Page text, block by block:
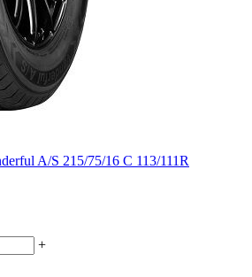
A/S 215/75/16 C 113/111R
+